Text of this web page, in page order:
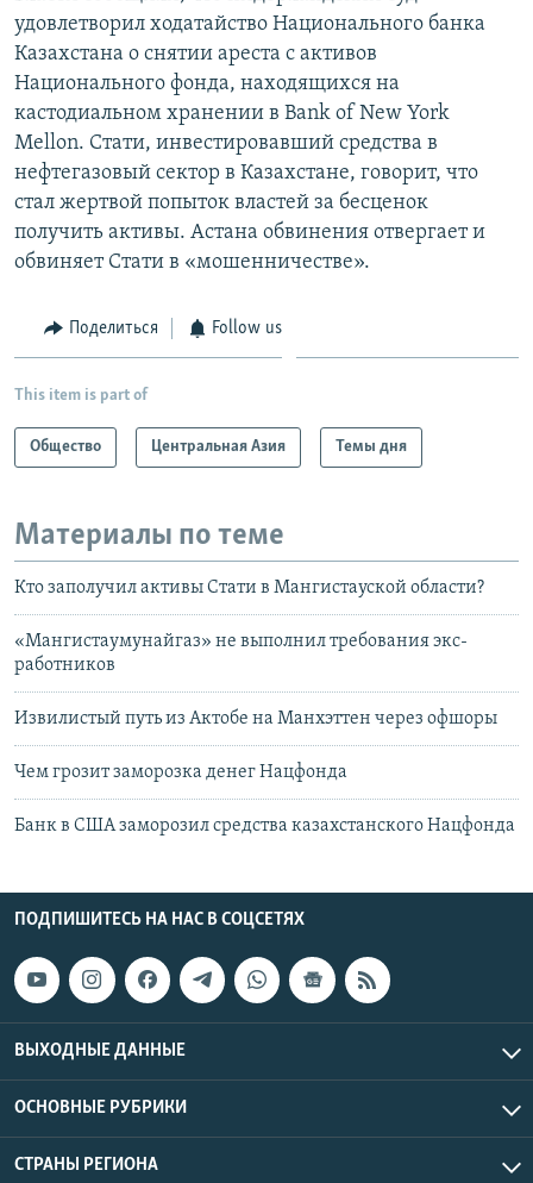
удовлетворил ходатайство Национального банка
Казахстана о снятии ареста с активов
Национального фонда, находящихся на
кастодиальном хранении в Bank of New York
Mellon. Стати, инвестировавший средства в
нефтегазовый сектор в Казахстане, говорит, что
стал жертвой попыток властей за бесценок
получить активы. Астана обвинения отвергает и
обвиняет Стати в «мошенничестве».
Поделиться Follow us
This item is part of
Общество Центральная Азия Темы дня
Материалы по теме
Кто заполучил активы Стати в Мангистауской области?
«Мангистаумунайгаз» не выполнил требования экс-
работников
Извилистый путь из Актобе на Манхэттен через офшоры
Чем грозит заморозка денег Нацфонда
Банк в США заморозил средства казахстанского Нацфонда
ПОДПИШИТЕСЬ НА НАС В СОЦСЕТЯХ
ВЫХОДНЫЕ ДАННЫЕ
ОСНОВНЫЕ РУБРИКИ
СТРАНЫ РЕГИОНА